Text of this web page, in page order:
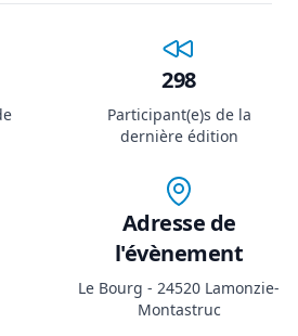
298
Participant(e)s de la
dernière édition
Adresse de
l'évènement
Le Bourg - 24520 Lamonzie-
Montastruc